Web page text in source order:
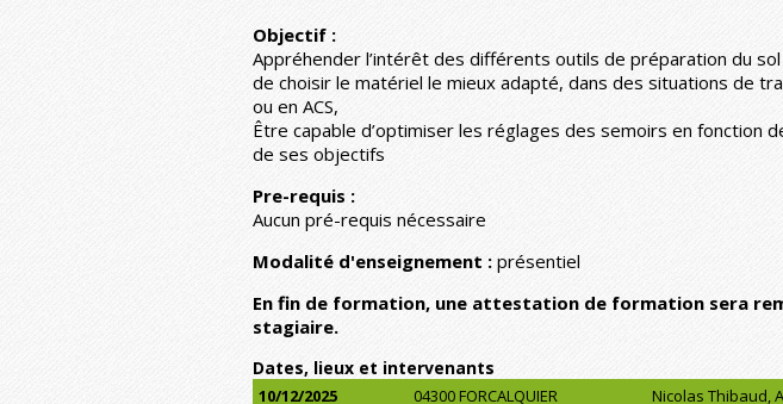
Objectif :
Appréhender l’intérêt des différents outils de préparation du
de choisir le matériel le mieux adapté, dans des situations de
ou en ACS,
Être capable d’optimiser les réglages des semoirs en fonction
de ses objectifs
Pre-requis :
Aucun pré-requis nécessaire
Modalité d'enseignement : présentiel
En fin de formation, une attestation de formation sera
stagiaire.
Dates, lieux et intervenants
10/12/2025
04300 FORCALQUIER Nicolas Thibaud,